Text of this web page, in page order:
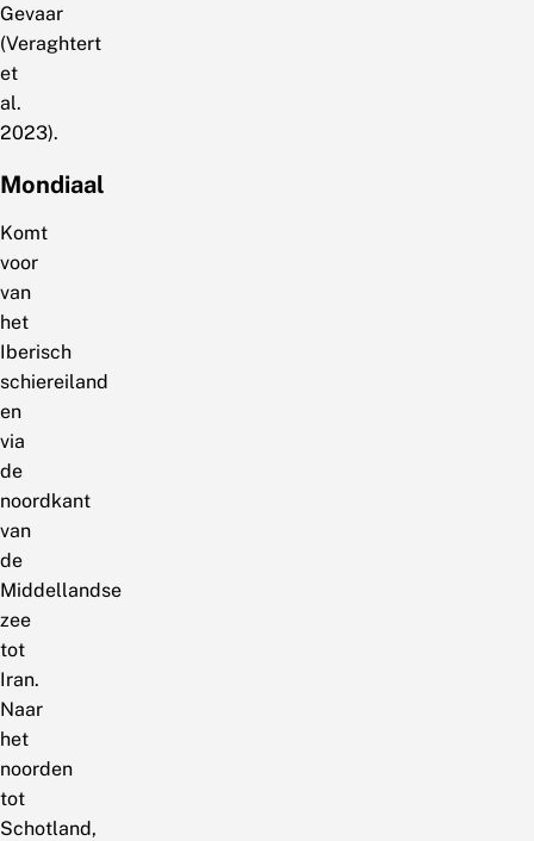
Gevaar
(Veraghtert
et
al.
2023).
Mondiaal
Komt
voor
van
het
Iberisch
schiereiland
en
via
de
noordkant
van
de
Middellandse
zee
tot
Iran.
Naar
het
noorden
tot
Schotland,